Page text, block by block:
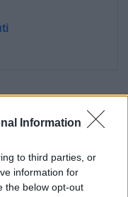
Information
to third parties, or
information for
the below opt-out